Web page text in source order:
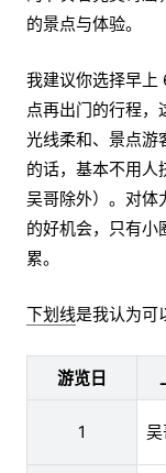
的景点与体验。
我建议你选择早上
点再出门的行程，
光线柔和、景点游
的话，基本不用人
吴哥除外）。对体
的好机会，只有小
累。
下划线是我认为可
游览日
1 吴